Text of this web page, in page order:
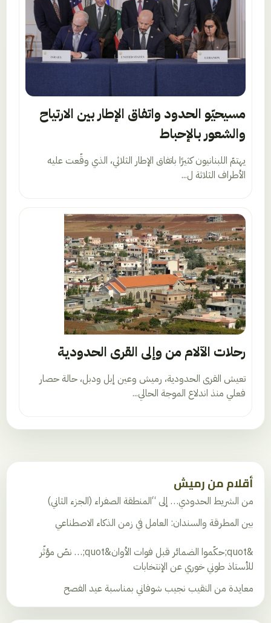
مسيحيّو الحدود واتفاق الإطار بين الارتياح
والشعور بالإحباط
يهتمّ اللبنانيون كثيرًا باتفاق الإطار الثلاثي، الذي وقّعت عليه
الأطراف الثلاثة ل...
رحلات الآلام من وإلى القرى الحدودية
تعيش القرى الحدودية، رميش وعين إبل ودبل، حالة حصار
فعلي منذ اندلاع الموجة الحالي...
أقلام من رميش
من الشريط الحدودي… إلى “المنطقة الصفراء (الجزء الثاني)
بين المطرقة والسندان: العامل في زمن الذكاء الاصطناعي
&quot;حكّموا الضمائر قبل فوات الأوان&quot;… نصّ مؤثّر
للأستاذ طوني خوري عن الإنتخابات
معايدة من النقيب نجيب شوفاني بمناسبة عيد الفصح